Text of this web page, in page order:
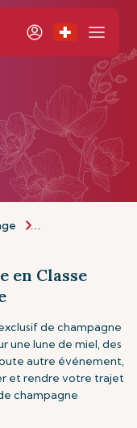
en Classe
de champagne
une lune de miel, des
autre événement,
et rendre votre trajet
champagne